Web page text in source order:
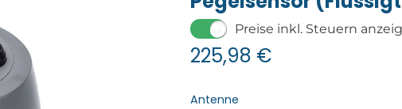
Preise inkl. Steuern
225,98 €
Antenne